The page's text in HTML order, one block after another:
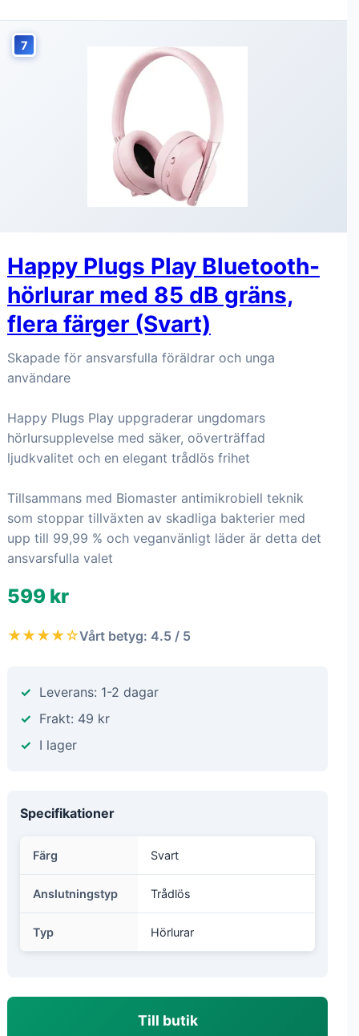
7
Happy Plugs Play Bluetooth-
hörlurar med 85 dB gräns,
flera färger (Svart)
Skapade för ansvarsfulla föräldrar och unga
användare
Happy Plugs Play uppgraderar ungdomars
hörlursupplevelse med säker, oöverträffad
ljudkvalitet och en elegant trådlös frihet
Tillsammans med Biomaster antimikrobiell teknik
som stoppar tillväxten av skadliga bakterier med
upp till 99,99 % och veganvänligt läder är detta det
ansvarsfulla valet
599 kr
★★★★☆Vårt betyg: 4.5 / 5
Leverans: 1-2 dagar
Frakt: 49 kr
I lager
Specifikationer
Färg Svart
Anslutningstyp Trådlös
Typ Hörlurar
Till butik